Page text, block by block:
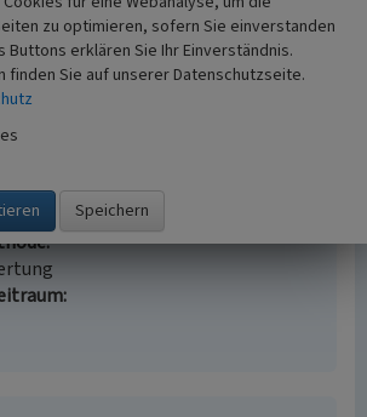
Dorf Obstwiese Hecke
Denkmalpflege,
als 1:20.000)
zu optimieren, sofern Sie einverstanden
Buttons erklären Sie Ihr Einverständnis.
finden Sie auf unserer Datenschutzseite.